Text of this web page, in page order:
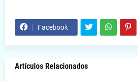
Facebook
Artículos Relacionados